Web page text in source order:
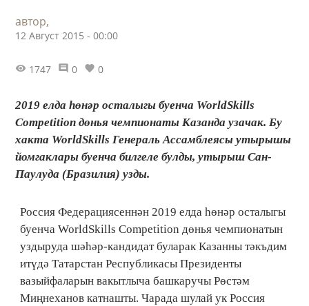
автор,
12 Август 2015 - 00:00
1747 0 0
2019 елда һөнәр осталыгы буенча WorldSkills
Competition дөнья чемпионаты Казанда узачак. Бу
хакта WorldSkills Генераль Ассамблеясы утырышы
йомгаклары буенча билгеле булды, утырыш Сан-
Паулуда (Бразилия) узды.
Россия Федерациясеннән 2019 елда һөнәр осталыгы
буенча WorldSkills Competition дөнья чемпионатын
уздыруда шәһәр-кандидат буларак Казанны тәкъдим
итүдә Татарстан Республикасы Президенты
вазыйфаларын вакытлыча башкаручы Рөстәм
Миңнеханов катнашты. Чарада шулай ук Россия